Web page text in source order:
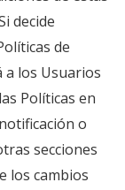
decide
de
a los Usuarios
Políticas en
o
secciones
los cambios